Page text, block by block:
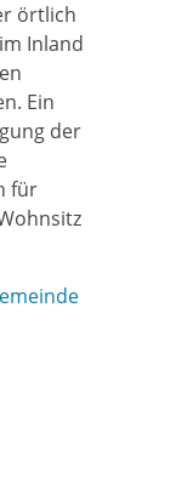
örtlich
Inland
Ein
der
für